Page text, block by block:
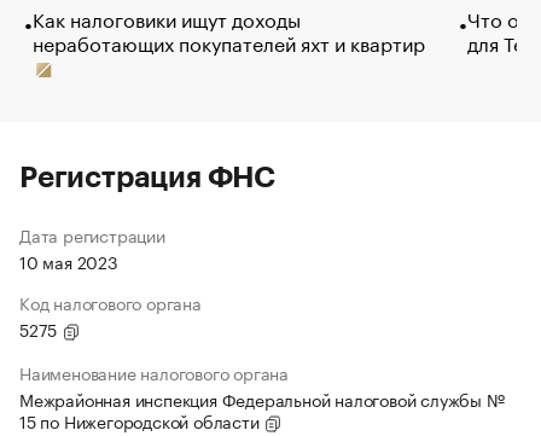
Как налоговики ищут доходы
неработающих покупателей яхт и квартир
Что
для
Регистрация ФНС
Дата регистрации
10 мая 2023
Код налогового органа
5275
Наименование налогового органа
Межрайонная инспекция Федеральной налоговой службы №
15 по Нижегородской области